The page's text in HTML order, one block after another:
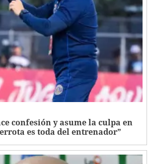
confesión y asume la culpa en
es toda del entrenador”